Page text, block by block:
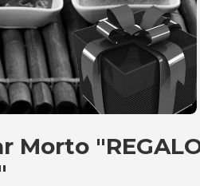
Morto
Morto